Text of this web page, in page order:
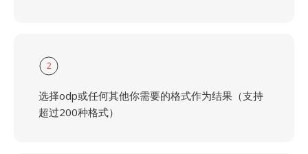
2
选择odp或任何其他你需要的格式作为结果（支持
超过200种格式）